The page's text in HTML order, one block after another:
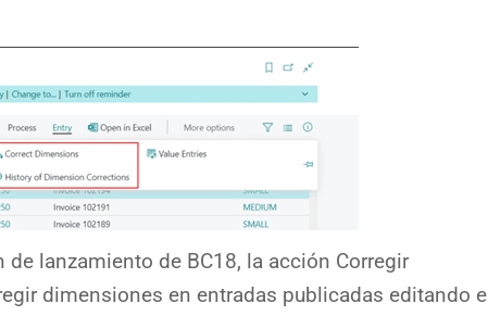
lanzamiento de BC18, la acción Corregir
dimensiones en entradas publicadas editando el